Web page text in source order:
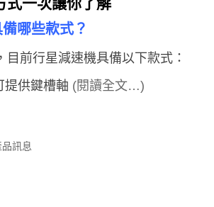
哪些款式？
目前行星減速機具備以下款式：
提供鍵槽軸 (閱讀全文…)
訊息